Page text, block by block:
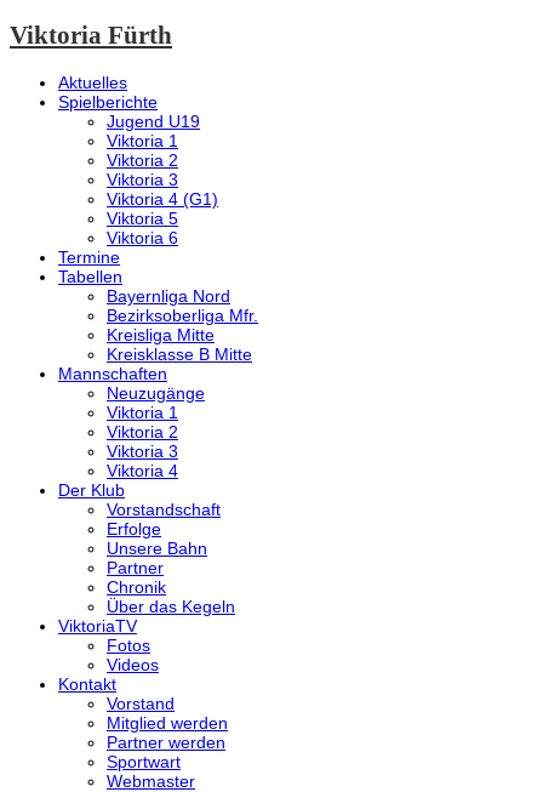
Viktoria Fürth
Aktuelles
Spielberichte
Jugend U19
Viktoria 1
Viktoria 2
Viktoria 3
Viktoria 4 (G1)
Viktoria 5
Viktoria 6
Termine
Tabellen
Bayernliga Nord
Bezirksoberliga Mfr.
Kreisliga Mitte
Kreisklasse B Mitte
Mannschaften
Neuzugänge
Viktoria 1
Viktoria 2
Viktoria 3
Viktoria 4
Der Klub
Vorstandschaft
Erfolge
Unsere Bahn
Partner
Chronik
Über das Kegeln
ViktoriaTV
Fotos
Videos
Kontakt
Vorstand
Mitglied werden
Partner werden
Sportwart
Webmaster